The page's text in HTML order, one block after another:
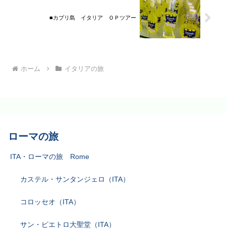
■カプリ島 イタリア ＯＰツアー
ホーム イタリアの旅
ローマの旅
ITA・ローマの旅 Rome
カステル・サンタンジェロ（ITA）
コロッセオ（ITA）
サン・ピエトロ大聖堂（ITA）